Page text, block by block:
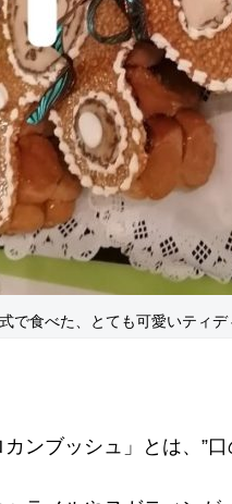
で食べた、とても可愛いティ
ンブッシュ」とは、”